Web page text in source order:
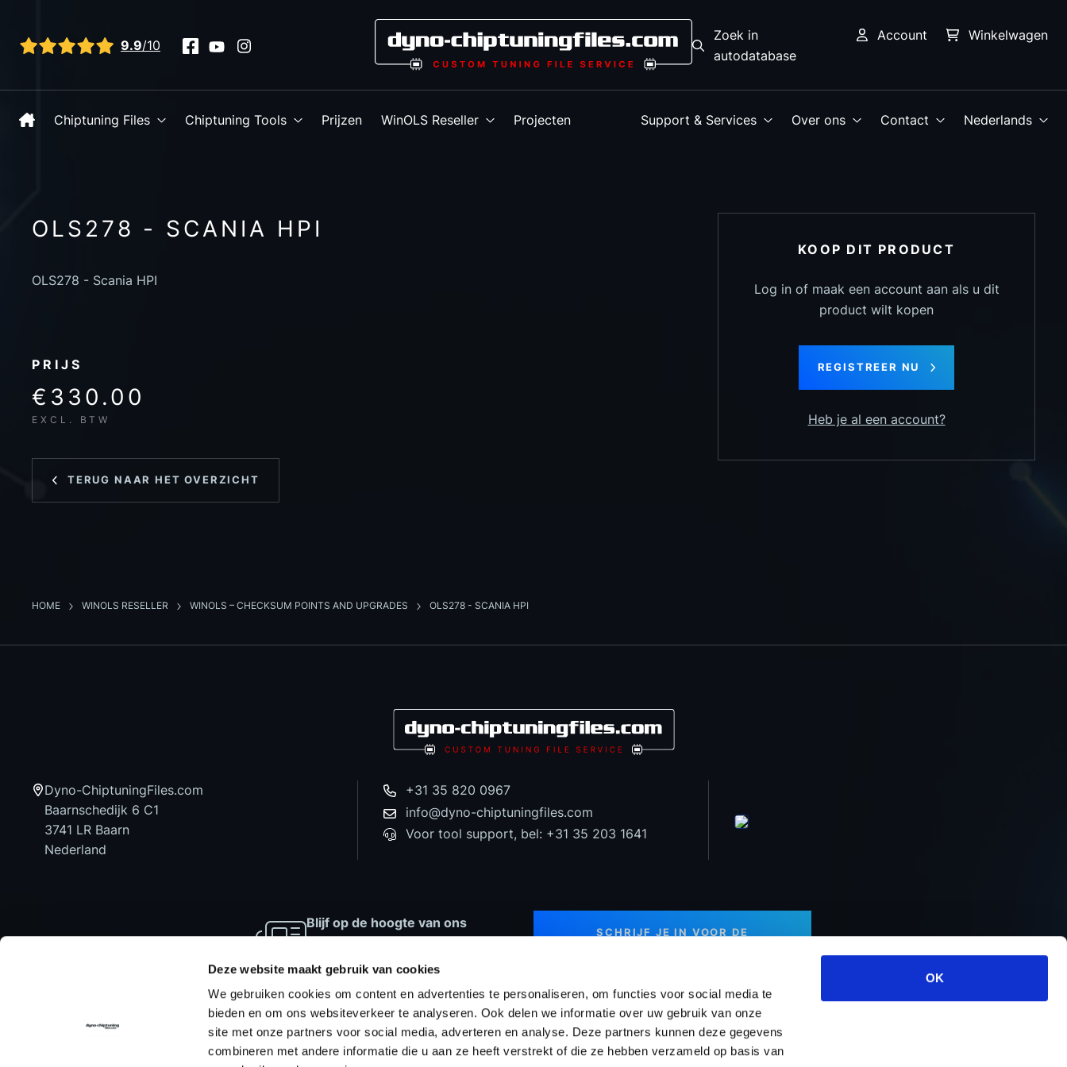
Deze website maakt gebruik van cookies
We gebruiken cookies om content en advertenties te personaliseren, om functies voor social media te
bieden en om ons websiteverkeer te analyseren. Ook delen we informatie over uw gebruik van onze
site met onze partners voor social media, adverteren en analyse. Deze partners kunnen deze gegevens
combineren met andere informatie die u aan ze heeft verstrekt of die ze hebben verzameld op basis van
OK
Bekijk alle reviews9.9/10
Zoek in
autodatabase
Account Winkelwagen
Chiptuning Files Chiptuning Tools Prijzen WinOLS Reseller Projecten Support & Services Over ons Contact Nederlands
OLS278 - SCANIA HPI
OLS278 - Scania HPI
PRIJS
€330.00
EXCL. BTW
TERUG NAAR HET OVERZICHT
KOOP DIT PRODUCT
Log in of maak een account aan als u dit
product wilt kopen
REGISTREER NU
Heb je al een account?
HOME WINOLS RESELLER WINOLS – CHECKSUM POINTS AND UPGRADES OLS278 - SCANIA HPI
Dyno-ChiptuningFiles.com
Baarnschedijk 6 C1
3741 LR Baarn
Nederland
+31 35 820 0967
info@dyno-chiptuningfiles.com
Voor tool support, bel: +31 35 203 1641
Blijf op de hoogte van ons
aanbiedingen!
SCHRIJF JE IN VOOR DE
Chiptuning Files Chiptuning Tools Prijzen WinOLS Reseller Projecten Support & Services